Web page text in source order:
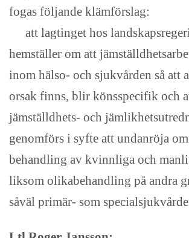
fogas följande klämförslag:
att lagtinget hos
hemställer om att
inom hälso- och sjukvården så att
orsak finns, blir könsspecifik och
jämställdhets- och
genomförs i syfte att undanröja
behandling av kvinnliga och
liksom olikabehandling på andra
såväl primär- som